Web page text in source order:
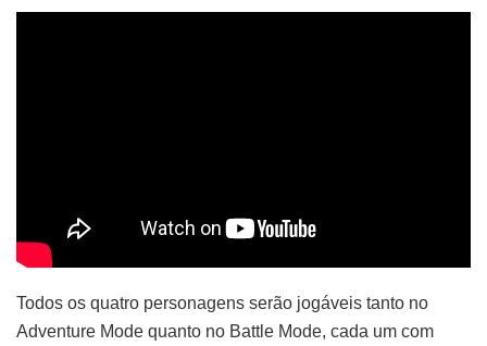
Todos os quatro personagens serão jogáveis tanto no
Adventure Mode quanto no Battle Mode, cada um com